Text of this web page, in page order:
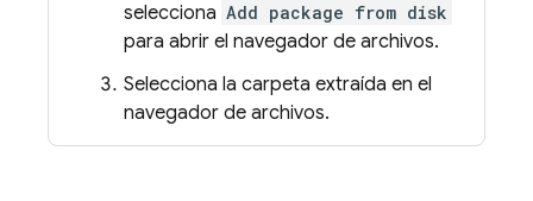
selecciona Add package from disk
para abrir el navegador de archivos.
Selecciona la carpeta extraída en el
navegador de archivos.